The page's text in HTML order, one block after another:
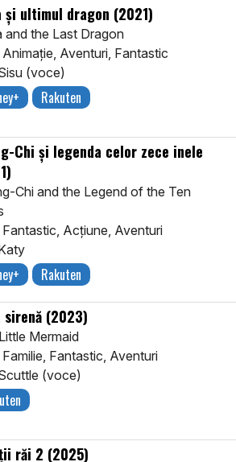
și ultimul dragon (2021)
and the Last Dragon
Animaţie, Aventuri, Fantastic
(voce)
Rakuten
Chi și legenda celor zece inele
Chi and the Legend of the Ten
Fantastic, Acţiune, Aventuri
Rakuten
sirenă (2023)
Mermaid
Fantastic, Aventuri
(voce)
răi 2 (2025)